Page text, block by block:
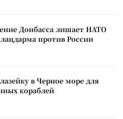
Донбасса лишает НАТО
против России
в Черное море для
кораблей